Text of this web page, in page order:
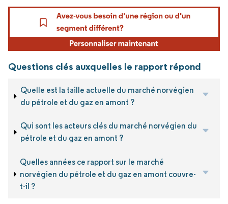
Questions clés auxquelles le rapport répond
Quelle est la taille actuelle du marché norvégien
du pétrole et du gaz en amont ?
Qui sont les acteurs clés du marché norvégien du
pétrole et du gaz en amont ?
Quelles années ce rapport sur le marché
norvégien du pétrole et du gaz en amont couvre-
t-il ?